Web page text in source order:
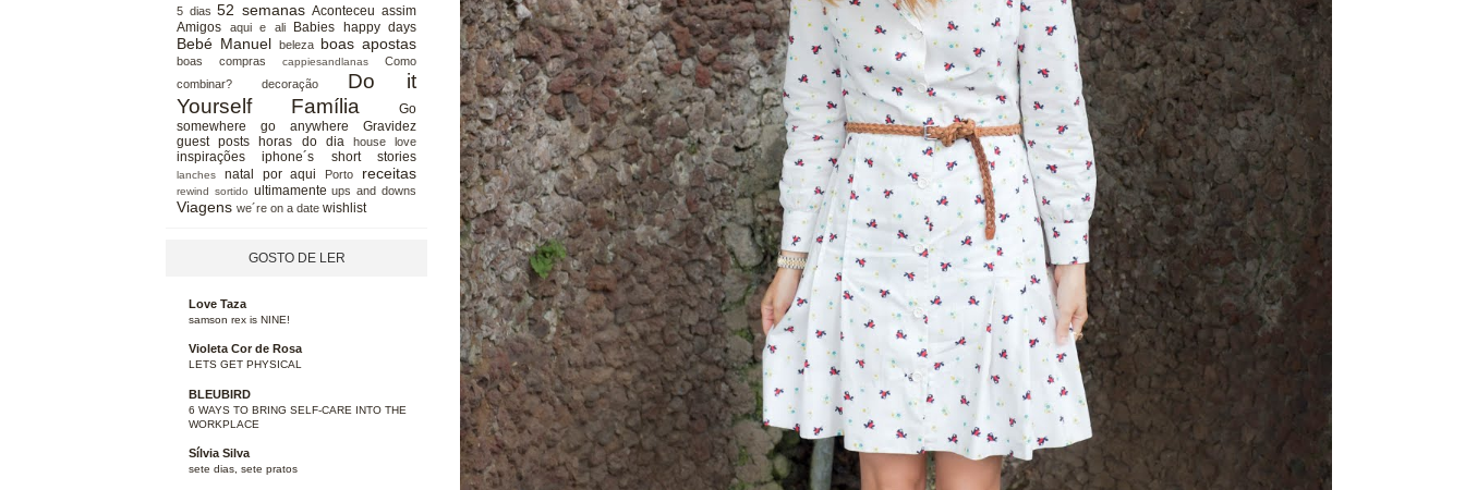
5 dias 52 semanas Aconteceu assim
Amigos
aqui e ali Babies happy days
Bebé Manuel beleza boas apostas
boas compras cappiesandlanas
Como
combinar?
decoração
Do it
Yourself
Família
Go
somewhere go anywhere
Gravidez
guest posts
horas do dia house love
inspirações iphone´s short stories
lanches natal por aqui Porto receitas
rewind sortido ultimamente ups and downs
Viagens we´re on a date wishlist
GOSTO DE LER
Love Taza
samson rex is NINE!
Violeta Cor de Rosa
LETS GET PHYSICAL
BLEUBIRD
6 WAYS TO BRING SELF-CARE INTO THE
WORKPLACE
Sílvia Silva
sete dias, sete pratos